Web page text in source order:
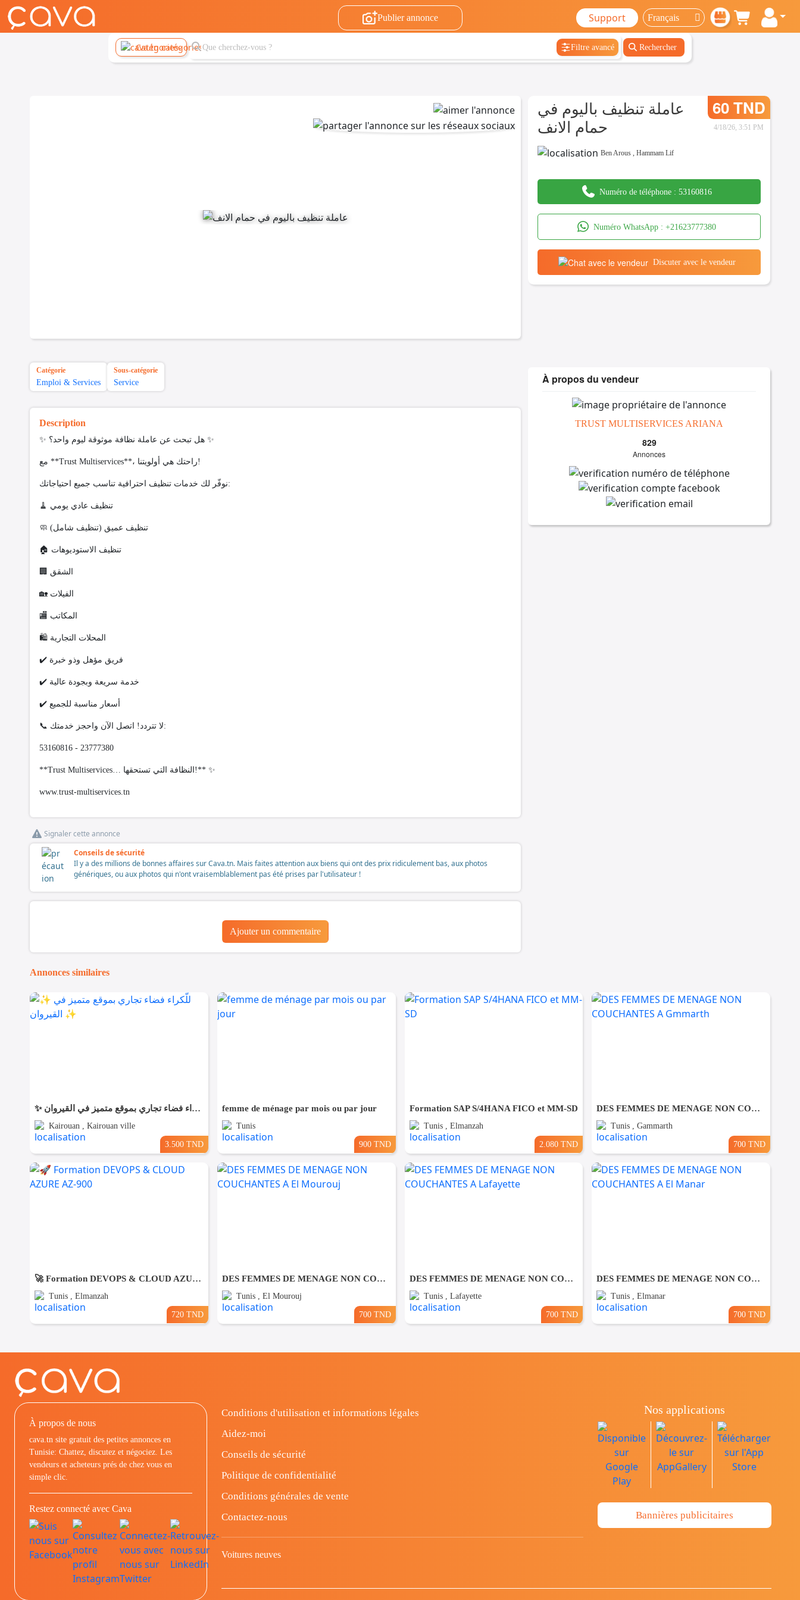
Publier annonce Support
Catégories Filtre avancé Rechercher
عاملة تنظيف باليوم في
حمام الانف
60 TND
4/18/26, 3:51 PM
Ben Arous ,Hammam Lif
Numéro de téléphone : 53160816
Numéro WhatsApp : +21623777380
Discuter avec le vendeur
Catégorie
Emploi & Services
Sous-catégorie
Service
Description
✨ هل تبحث عن عاملة نظافة موثوقة ليوم واحد؟ ✨
مع **Trust Multiservices**، راحتك هي أولويتنا!
نوفّر لك خدمات تنظيف احترافية تناسب جميع احتياجاتك:
🧹 تنظيف عادي يومي
🧼 تنظيف عميق (تنظيف شامل)
🏠 تنظيف الاستوديوهات
🏢 الشقق
🏡 الفيلات
🏬 المكاتب
🛍️ المحلات التجارية
✔️ فريق مؤهل وذو خبرة
✔️ خدمة سريعة وبجودة عالية
✔️ أسعار مناسبة للجميع
📞 لا تتردد! اتصل الآن واحجز خدمتك:
53160816 - 23777380
**Trust Multiservices… النظافة التي تستحقها!** ✨
www.trust-multiservices.tn
Signaler cette annonce
Conseils de sécurité
Il y a des millions de bonnes affaires sur Cava.tn. Mais faites attention aux biens qui ont des prix ridiculement bas, aux photos
génériques, ou aux photos qui n'ont vraisemblablement pas été prises par l'utilisateur !
Ajouter un commentaire
À propos du vendeur
TRUST MULTISERVICES ARIANA
829
Annonces
Annonces similaires
✨ للّكراء فضاء تجاري بموقع متميز في القيروان ✨
Kairouan , Kairouan ville
3.500 TND
femme de ménage par mois ou par jour
Tunis
900 TND
Formation SAP S/4HANA FICO et MM-SD
Tunis , Elmanzah
2.080 TND
DES FEMMES DE MENAGE NON COUCHANTES A Gmmarth
Tunis , Gammarth
700 TND
🚀 Formation DEVOPS & CLOUD AZURE AZ-900
Tunis , Elmanzah
720 TND
DES FEMMES DE MENAGE NON COUCHANTES A El Mourouj
Tunis , El Mourouj
700 TND
DES FEMMES DE MENAGE NON COUCHANTES A Lafayette
Tunis , Lafayette
700 TND
DES FEMMES DE MENAGE NON COUCHANTES A El Manar
Tunis , Elmanar
700 TND
À propos de nous
cava.tn site gratuit des petites annonces en
Tunisie: Chattez, discutez et négociez. Les
vendeurs et acheteurs prés de chez vous en
simple clic.
Restez connecté avec Cava
Conditions d'utilisation et informations légales
Aidez-moi
Conseils de sécurité
Politique de confidentialité
Conditions générales de vente
Contactez-nous
Voitures neuves
Nos applications
Bannières publicitaires